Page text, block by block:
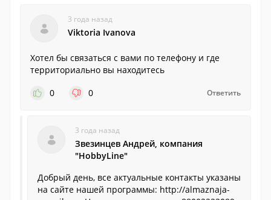
3 года назад
Viktoria Ivanova
Хотел бы связаться с вами по телефону и где
территориально вы находитесь
0
0 Ответить
3 года назад
Звезинцев Андрей, компания
"HobbyLine"
Добрый день, все актуальные контакты указаны
на сайте нашей программы: http://almaznaja-